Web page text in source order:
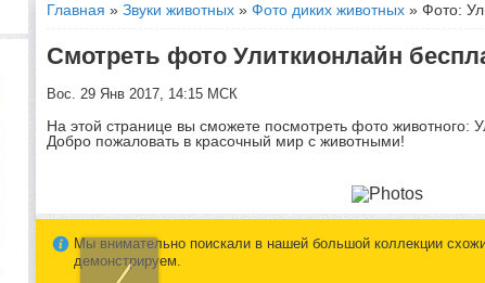
Главная » Звуки животных » Фото диких животных » Фото:
Смотреть фото Улиткионлайн
Вос. 29 Янв 2017, 14:15 МСК
На этой странице вы сможете посмотреть фото животного:
Добро пожаловать в красочный мир с животными!
Мы внимательно поискали в нашей большой коллекции
демонстрируем.